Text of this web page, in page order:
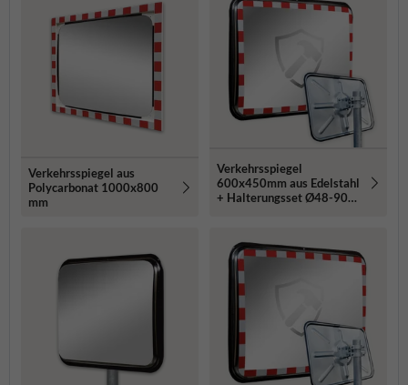
Verkehrsspiegel aus
Polycarbonat 1000x800
mm
Verkehrsspiegel
600x450mm aus Edelstahl
+ Halterungsset Ø48-90